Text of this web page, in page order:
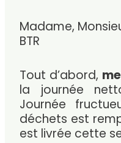
Madame,
BTR
Tout d’abord,
la journée
Journée
déchets est
est livrée cette